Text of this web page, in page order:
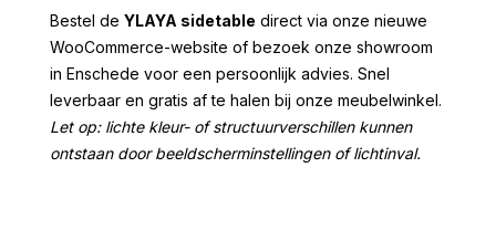
Bestel de YLAYA sidetable direct via onze nieuwe
WooCommerce-website of bezoek onze showroom
in Enschede voor een persoonlijk advies. Snel
leverbaar en gratis af te halen bij onze meubelwinkel.
Let op: lichte kleur- of structuurverschillen kunnen
ontstaan door beeldscherminstellingen of lichtinval.